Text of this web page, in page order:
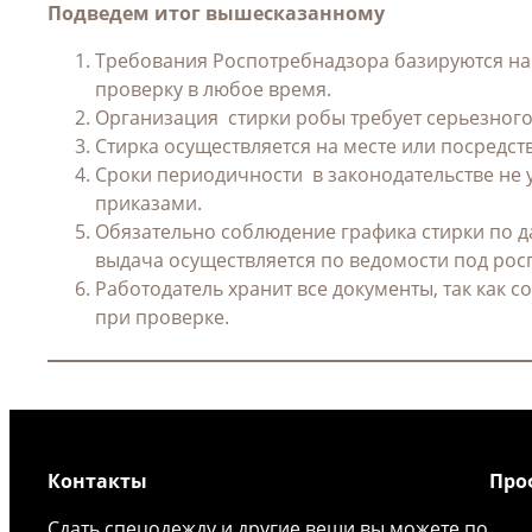
Подведем итог вышесказанному
Требования Роспотребнадзора базируются
проверку в любое время.
Организация стирки робы требует
Стирка осуществляется на месте или
Сроки периодичности в законодательстве
приказами.
Обязательно соблюдение графика стирки по
выдача осуществляется по ведомости под
Работодатель хранит все документы, так как
при проверке.
Контакты